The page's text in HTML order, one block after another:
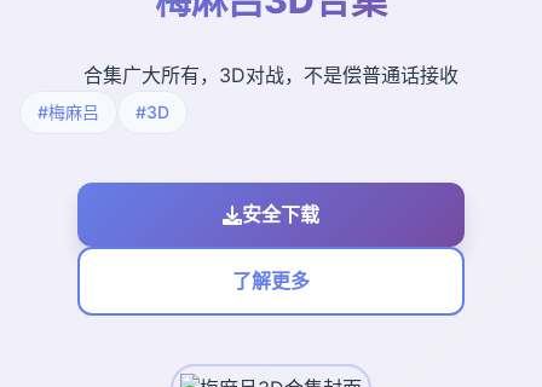
合集广大所有，3D对战，不是偿普通话接收
#梅麻吕 #3D
安全下载
了解更多